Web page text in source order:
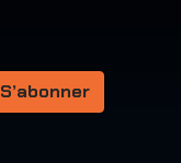
S’abonner